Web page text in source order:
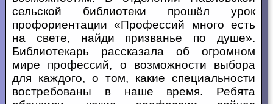
сельской библиотеки прошёл урок
профориентации «Профессий много есть
на свете, найди призванье по душе».
Библиотекарь рассказала об огромном
мире профессий, о возможности выбора
для каждого, о том, какие специальности
востребованы в наше время. Ребята